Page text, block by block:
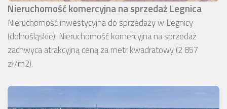
Nieruchomość komercyjna na sprzedaż Legnica
Nieruchomość inwestycyjna do sprzedaży w Legnicy
(dolnośląskie). Nieruchomość komercyjna na sprzedaż
zachwyca atrakcyjną ceną za metr kwadratowy (2 857
zł/m2).